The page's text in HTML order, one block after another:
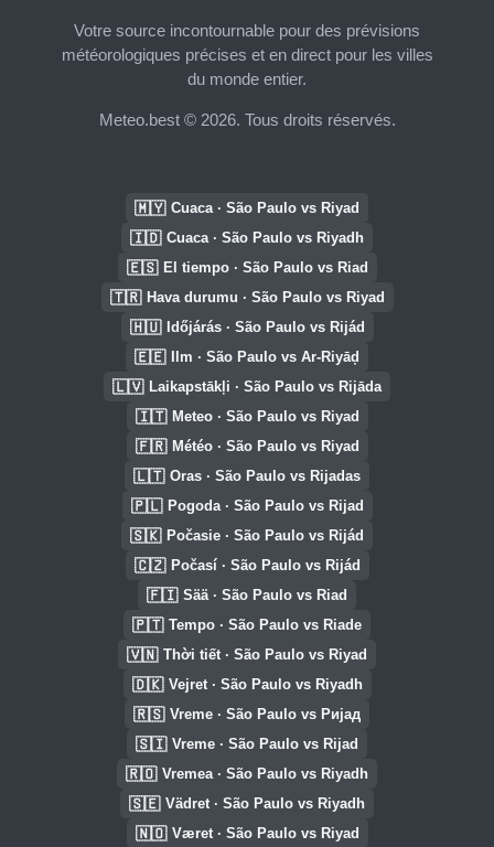
Votre source incontournable pour des prévisions
météorologiques précises et en direct pour les villes
du monde entier.
Meteo.best © 2026. Tous droits réservés.
🇲🇾 Cuaca · São Paulo vs Riyad
🇮🇩 Cuaca · São Paulo vs Riyadh
🇪🇸 El tiempo · São Paulo vs Riad
🇹🇷 Hava durumu · São Paulo vs Riyad
🇭🇺 Időjárás · São Paulo vs Rijád
🇪🇪 Ilm · São Paulo vs Ar-Riyāḑ
🇱🇻 Laikapstākļi · São Paulo vs Rijāda
🇮🇹 Meteo · São Paulo vs Riyad
🇫🇷 Météo · São Paulo vs Riyad
🇱🇹 Oras · São Paulo vs Rijadas
🇵🇱 Pogoda · São Paulo vs Rijad
🇸🇰 Počasie · São Paulo vs Rijád
🇨🇿 Počasí · São Paulo vs Rijád
🇫🇮 Sää · São Paulo vs Riad
🇵🇹 Tempo · São Paulo vs Riade
🇻🇳 Thời tiết · São Paulo vs Riyad
🇩🇰 Vejret · São Paulo vs Riyadh
🇷🇸 Vreme · São Paulo vs Ријад
🇸🇮 Vreme · São Paulo vs Rijad
🇷🇴 Vremea · São Paulo vs Riyadh
🇸🇪 Vädret · São Paulo vs Riyadh
🇳🇴 Været · São Paulo vs Riyad